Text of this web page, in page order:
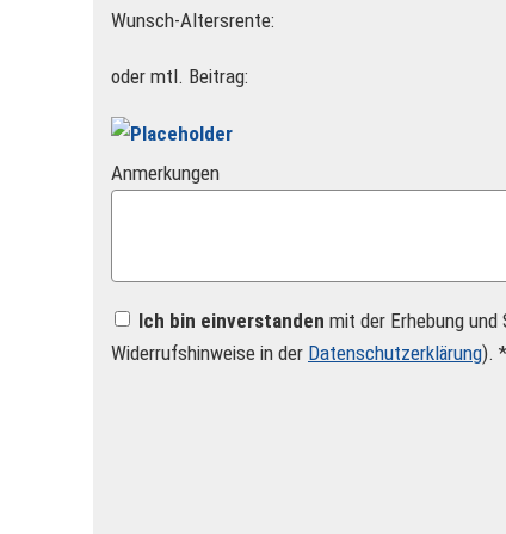
Wunsch-Altersrente:
oder mtl. Beitrag:
Anmerkungen
Ich bin einverstanden mit der Erhebung
Widerrufshinweise in der Datenschutzerklärung). *